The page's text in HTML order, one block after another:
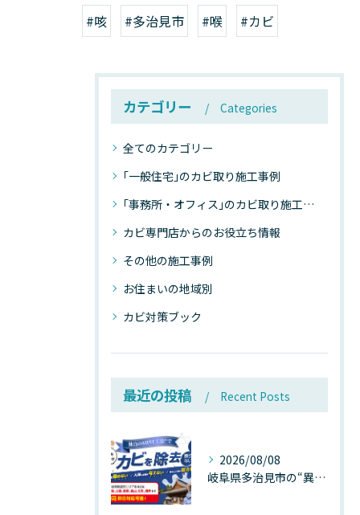
#咳 #多治見市 #喉 #カビ
カテゴリー Categories
全てのカテゴリー
｢一般住宅｣のカビ取り施工事例
｢事務所・オフィス｣のカビ取り施工事例
カビ専門店からのお役立ち情報
その他の施工事例
お住まいの地域別
カビ対策ブック
最近の投稿 Recent Posts
2026/08/08
岐阜県多治見市の“異常な高温”が建物内部を破壊する──深層カビが急増する危険な温度差の正体